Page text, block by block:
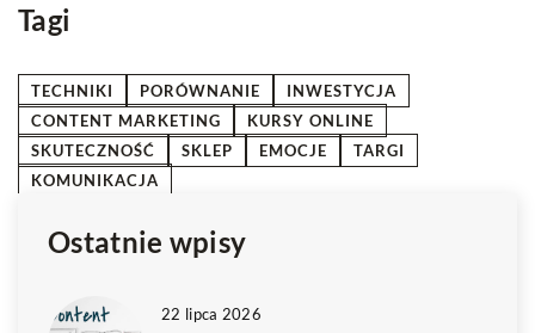
Tagi
TECHNIKI PORÓWNANIE
INWESTYCJA
CONTENT MARKETING
KURSY ONLINE
SKUTECZNOŚĆ
SKLEP EMOCJE
TARGI
KOMUNIKACJA
Ostatnie wpisy
22 lipca 2026